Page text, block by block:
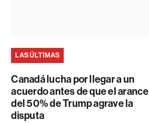
LAS ÚLTIMAS
Canadá lucha por llegar a un
acuerdo antes de que el arancel
del 50% de Trump agrave la
disputa